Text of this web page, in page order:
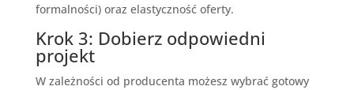
formalności) oraz elastyczność oferty.
Krok 3: Dobierz odpowiedni
projekt
W zależności od producenta możesz wybrać gotowy